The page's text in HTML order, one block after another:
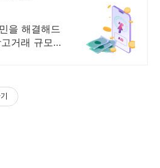
을 해결해드
거래 규모